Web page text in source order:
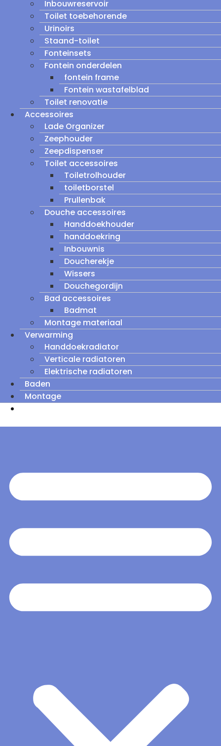
Inbouwreservoir
Toilet toebehorende
Urinoirs
Staand-toilet
Fonteinsets
Fontein onderdelen
fontein frame
Fontein wastafelblad
Toilet renovatie
Accessoires
Lade Organizer
Zeephouder
Zeepdispenser
Toilet accessoires
Toiletrolhouder
toiletborstel
Prullenbak
Douche accessoires
Handdoekhouder
handdoekring
Inbouwnis
Doucherekje
Wissers
Douchegordijn
Bad accessoires
Badmat
Montage materiaal
Verwarming
Handdoekradiator
Verticale radiatoren
Elektrische radiatoren
Baden
Montage